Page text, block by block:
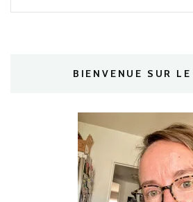
BIENVENUE SUR